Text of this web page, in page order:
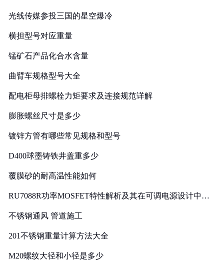
光线传媒参投三国的星空爆冷
横担型号对应重量
锰矿石产品化合水含量
曲臂车规格型号大全
配电柜母排螺栓力矩要求及连接规范详解
膨胀螺丝尺寸是多少
镀锌方管有哪些常见规格和型号
D400球墨铸铁井盖重多少
覆膜砂的耐高温性能如何
RU7088R功率MOSFET特性解析及其在可调电源设计中的
不锈钢通风 管道施工
201不锈钢重量计算方法大全
M20螺纹大径和小径是多少